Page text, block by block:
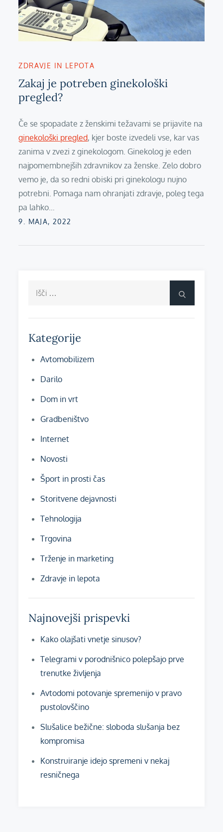
ZDRAVJE IN LEPOTA
Zakaj je potreben ginekološki
pregled?
Če se spopadate z ženskimi težavami se prijavite na
ginekološki pregled, kjer boste izvedeli vse, kar vas
zanima v zvezi z ginekologom. Ginekolog je eden
najpomembnejših zdravnikov za ženske. Zelo dobro
vemo je, da so redni obiski pri ginekologu nujno
potrebni. Pomaga nam ohranjati zdravje, poleg tega
pa lahko…
Posted
9. MAJA, 2022
Išči:
Kategorije
Avtomobilizem
Darilo
Dom in vrt
Gradbeništvo
Internet
Novosti
Šport in prosti čas
Storitvene dejavnosti
Tehnologija
Trgovina
Trženje in marketing
Zdravje in lepota
Najnovejši prispevki
Kako olajšati vnetje sinusov?
Telegrami v porodnišnico polepšajo prve
trenutke življenja
Avtodomi potovanje spremenijo v pravo
pustolovščino
Slušalice bežične: sloboda slušanja bez
kompromisa
Konstruiranje idejo spremeni v nekaj
resničnega